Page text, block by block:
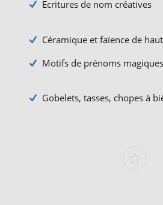
Ecritures de nom créatives
Céramique et faïence de
Motifs de prénoms magiques
Gobelets, tasses, chopes à